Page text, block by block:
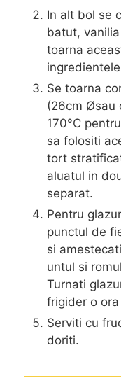
In alt bol se
batut,
toarna
Se toarna
(26cm Øsau
170°C
sa folositi
tort
aluatul in
separat.
Pentru
punctul de
si
untul si
Turnati
frigider o
Serviti cu
doriti.